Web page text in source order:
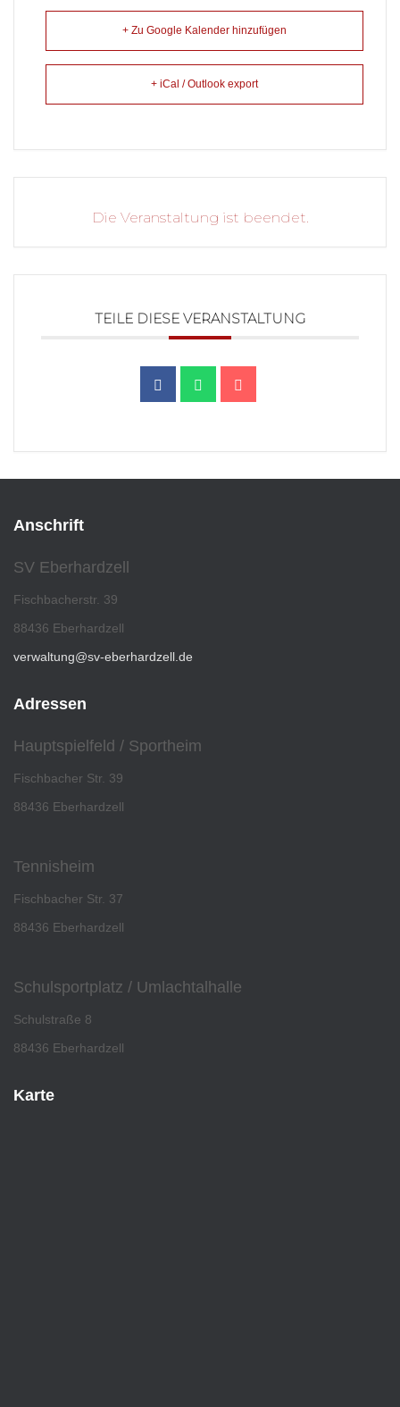
+ Zu Google Kalender hinzufügen
+ iCal / Outlook export
Die Veranstaltung ist beendet.
TEILE DIESE VERANSTALTUNG
Anschrift
SV Eberhardzell
Fischbacherstr. 39
88436 Eberhardzell
verwaltung@sv-eberhardzell.de
Adressen
Hauptspielfeld / Sportheim
Fischbacher Str. 39
88436 Eberhardzell
Tennisheim
Fischbacher Str. 37
88436 Eberhardzell
Schulsportplatz / Umlachtalhalle
Schulstraße 8
88436 Eberhardzell
Karte